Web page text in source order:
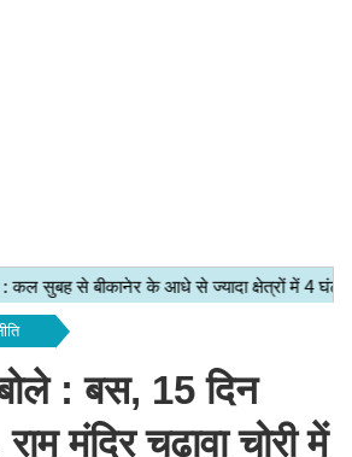
: बस, 15 दिन
मंदिर चढ़ावा चोरी में